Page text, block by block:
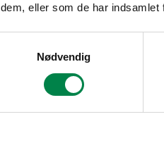
dem, eller som de har indsamlet
Nødvendig